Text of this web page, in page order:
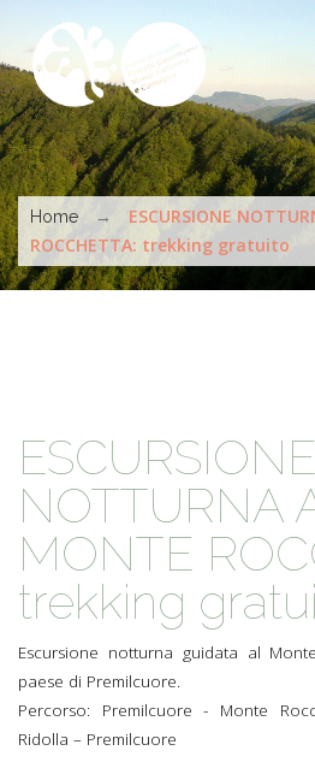
You are here
Home →
ESCURSIONE
ROCCHETTA: trekking gratuito
ESCURSIONE
NOTTURNA
MONTE
trekking
Escursione notturna guidata al
paese di Premilcuore.
Percorso: Premilcuore - Monte
Ridolla – Premilcuore